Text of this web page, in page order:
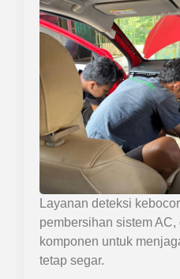
Layanan deteksi
pembersihan sistem
komponen untuk
tetap segar.